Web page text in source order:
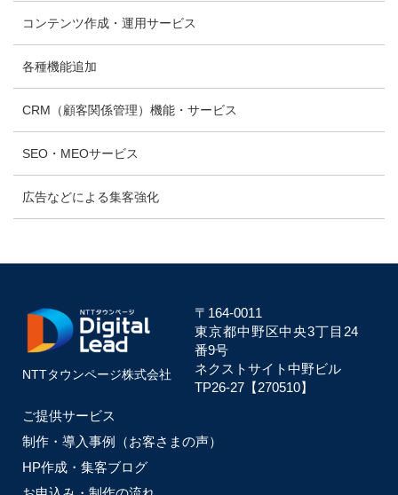
コンテンツ作成・運用サービス
各種機能追加
CRM（顧客関係管理）機能・サービス
SEO・MEOサービス
広告などによる集客強化
NTTタウンページ株式会社
ご提供サービス
制作・導入事例（お客さまの声）
HP作成・集客ブログ
〒164-0011
東京都中野区中央3丁目24
番9号
ネクストサイト中野ビル
TP26-27【270510】